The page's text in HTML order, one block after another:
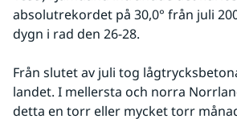
absolutrekordet på 30,0° från juli
dygn i rad den 26-28.
Från slutet av juli tog
landet. I mellersta och norra
detta en torr eller mycket torr